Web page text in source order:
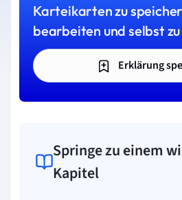
Karteikarten zu
bearbeiten und selbst
Erklärung
Springe zu einem
Kapitel